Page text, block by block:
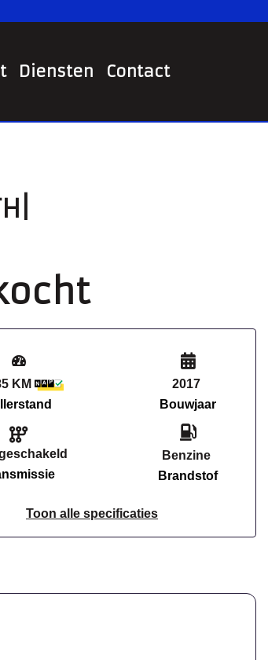
Diensten Contact
KM
2017
Bouwjaar
Benzine
Brandstof
Toon alle specificaties